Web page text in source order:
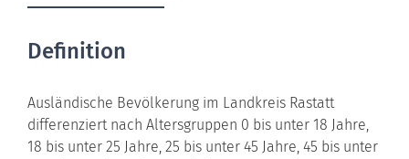
Definition
Ausländische Bevölkerung im Landkreis Rastatt
differenziert nach Altersgruppen 0 bis unter 18 Jahre,
18 bis unter 25 Jahre, 25 bis unter 45 Jahre, 45 bis unter